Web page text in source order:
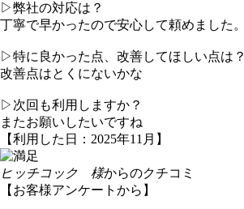
▷弊社の対応は？
丁寧で早かったので安心して頼めました。
▷特に良かった点、改善してほしい点は？
改善点はとくにないかな
▷次回も利用しますか？
またお願いしたいですね
【利用した日：2025年11月】
ヒッチコック 様からのクチコミ
【お客様アンケートから】